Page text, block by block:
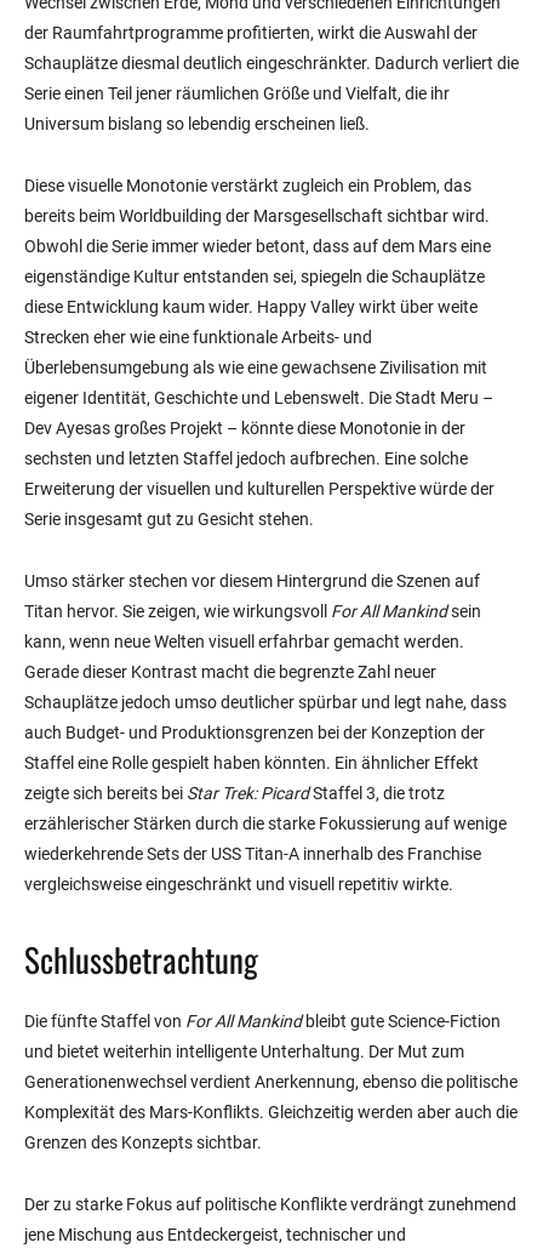
der Raumfahrtprogramme profitierten, wirkt die Auswahl der
Schauplätze diesmal deutlich eingeschränkter. Dadurch verliert die
Serie einen Teil jener räumlichen Größe und Vielfalt, die ihr
Universum bislang so lebendig erscheinen ließ.
Diese visuelle Monotonie verstärkt zugleich ein Problem, das
bereits beim Worldbuilding der Marsgesellschaft sichtbar wird.
Obwohl die Serie immer wieder betont, dass auf dem Mars eine
eigenständige Kultur entstanden sei, spiegeln die Schauplätze
diese Entwicklung kaum wider. Happy Valley wirkt über weite
Strecken eher wie eine funktionale Arbeits- und
Überlebensumgebung als wie eine gewachsene Zivilisation mit
eigener Identität, Geschichte und Lebenswelt. Die Stadt Meru –
Dev Ayesas großes Projekt – könnte diese Monotonie in der
sechsten und letzten Staffel jedoch aufbrechen. Eine solche
Erweiterung der visuellen und kulturellen Perspektive würde der
Serie insgesamt gut zu Gesicht stehen.
Umso stärker stechen vor diesem Hintergrund die Szenen auf
Titan hervor. Sie zeigen, wie wirkungsvoll For All Mankindsein
kann, wenn neue Welten visuell erfahrbar gemacht werden.
Gerade dieser Kontrast macht die begrenzte Zahl neuer
Schauplätze jedoch umso deutlicher spürbar und legt nahe, dass
auch Budget- und Produktionsgrenzen bei der Konzeption der
Staffel eine Rolle gespielt haben könnten. Ein ähnlicher Effekt
zeigte sich bereits bei Star Trek: PicardStaffel 3, die trotz
erzählerischer Stärken durch die starke Fokussierung auf wenige
wiederkehrende Sets der USS Titan-A innerhalb des Franchise
vergleichsweise eingeschränkt und visuell repetitiv wirkte.
Schlussbetrachtung
Die fünfte Staffel von For All Mankindbleibt gute Science-Fiction
und bietet weiterhin intelligente Unterhaltung. Der Mut zum
Generationenwechsel verdient Anerkennung, ebenso die politische
Komplexität des Mars-Konflikts. Gleichzeitig werden aber auch die
Grenzen des Konzepts sichtbar.
Der zu starke Fokus auf politische Konflikte verdrängt zunehmend
jene Mischung aus Entdeckergeist, technischer und